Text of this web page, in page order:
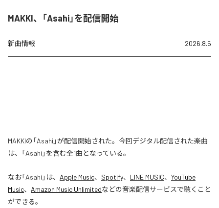
MAKKI、「Asahi」を配信開始
新曲情報 2026.8.5
MAKKIの「Asahi」が配信開始された。今回デジタル配信された楽曲
は、「Asahi」を含む全1曲となっている。
なお「Asahi 」は、 Apple Music、 Spotify、 LINE MUSIC、 YouTube
Music、 Amazon Music Unlimitedなどの音楽配信サービスで聴くこと
ができる。